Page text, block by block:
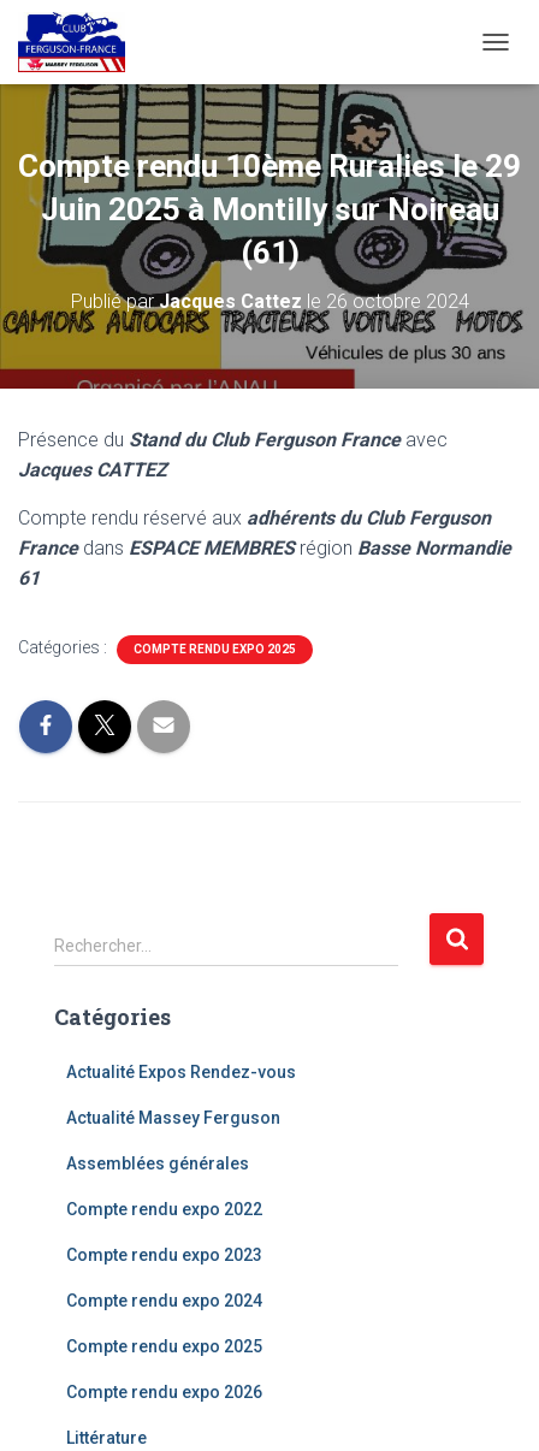
É
I
E
R
L
A
N
V
I
G
Compte rendu 10ème Ruralies le 29
Juin 2025 à Montilly sur Noireau
(61)
Publié parJacques Cattez le 26 octobre 2024
Présence du Stand du Club Ferguson Franceavec
Jacques CATTEZ
Compte rendu réservé aux adhérents du Club Ferguson
Francedans ESPACE MEMBRESrégion Basse Normandie
61
Catégories : COMPTE RENDU EXPO 2025
R
e
h
Rechercher…
Catégories
Actualité Expos Rendez-vous
Actualité Massey Ferguson
Assemblées générales
Compte rendu expo 2022
Compte rendu expo 2023
Compte rendu expo 2024
Compte rendu expo 2025
Compte rendu expo 2026
Littérature